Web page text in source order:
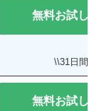
無料お試し
\\31日間
無料お試し